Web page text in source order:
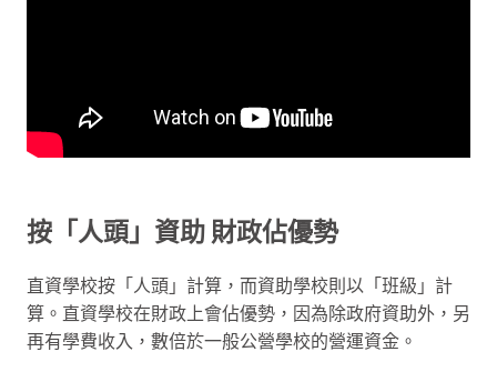
按「人頭」資助 財政佔優勢
直資學校按「人頭」計算，而資助學校則以「班級」計
算。直資學校在財政上會佔優勢，因為除政府資助外，另
再有學費收入，數倍於一般公營學校的營運資金。